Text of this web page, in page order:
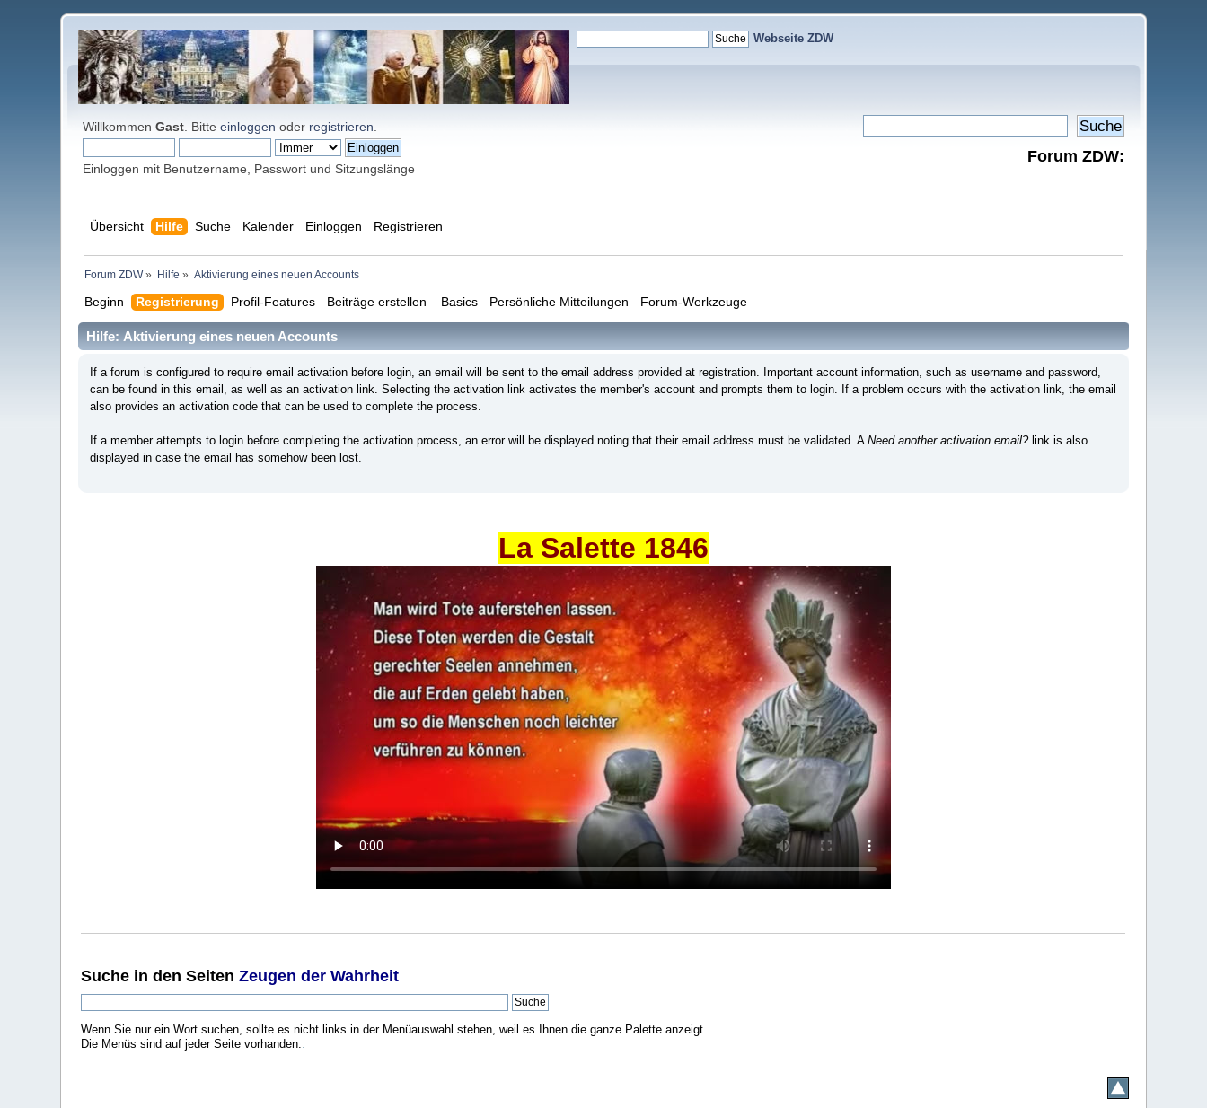
Webseite ZDW
WillkommenGast . Bitteeinloggen oder registrieren
Einloggen mit Benutzername, Passwort und Sitzungslänge
Forum ZDW:
Übersicht Hilfe Suche Kalender Einloggen Registrieren
Forum ZDW» Hilfe » Aktivierung eines neuen Accounts
Beginn Registrierung Profil-Features Beiträge erstellen – Basics Persönliche Mitteilungen Forum-Werkzeuge
Hilfe: Aktivierung eines neuen Accounts
If a forum is configured to require email activation before login, an email will be sent to the email address provided at registration. Important account information, such as username and password,
can be found in this email, as well as an activation link. Selecting the activation link activates the member's account and prompts them to login. If a problem occurs with the activation link, the email
also provides an activation code that can be used to complete the process.
If a member attempts to login before completing the activation process, an error will be displayed noting that their email address must be validated. A Need another activation email?link is also
displayed in case the email has somehow been lost.
La Salette 1846
Suche in den SeitenZeugen der Wahrheit
Wenn Sie nur ein Wort suchen, sollte es nicht links in der Menüauswahl stehen, weil es Ihnen die ganze Palette anzeigt.
Die Menüs sind auf jeder Seite vorhanden..